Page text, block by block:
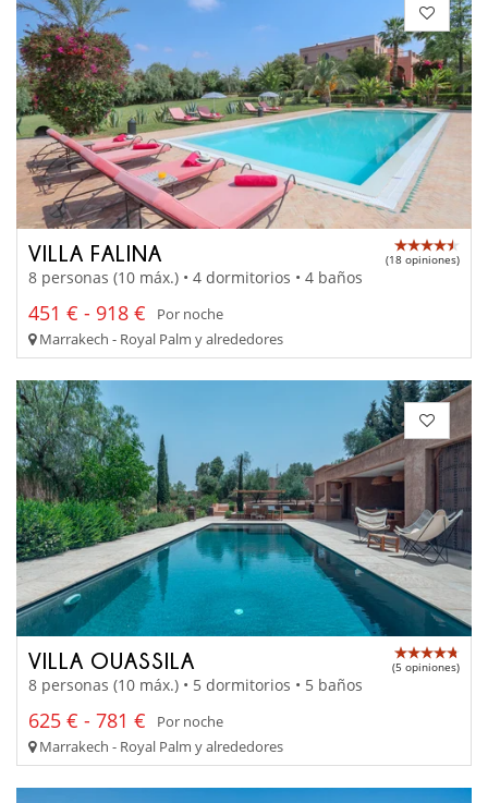
VILLA FALINA (18 opiniones)
8 personas (10 máx.) • 4 dormitorios • 4 baños
451 € - 918 €
Por noche
Marrakech - Royal Palm y alrededores
VILLA OUASSILA (5 opiniones)
8 personas (10 máx.) • 5 dormitorios • 5 baños
625 € - 781 €
Por noche
Marrakech - Royal Palm y alrededores